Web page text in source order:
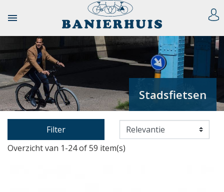

Stadsfietsen
Filter
Overzicht van 1-24 of 59 item(s)